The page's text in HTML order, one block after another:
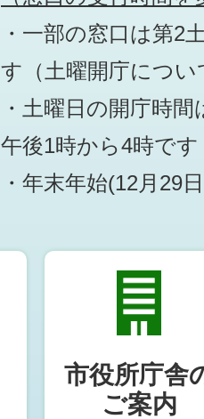
・一部の窓口は第2
す （土曜開庁につ
・土曜日の開庁時
午後1時から4時です
・年末年始(12月29
市役所庁舎
ご案内